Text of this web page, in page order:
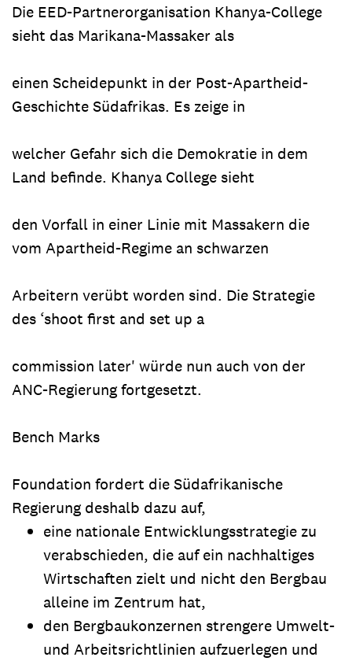
Die EED-Partnerorganisation Khanya-College
sieht das Marikana-Massaker als
einen Scheidepunkt in der Post-Apartheid-
Geschichte Südafrikas. Es zeige in
welcher Gefahr sich die Demokratie in dem
Land befinde. Khanya College sieht
den Vorfall in einer Linie mit Massakern die
vom Apartheid-Regime an schwarzen
Arbeitern verübt worden sind. Die Strategie
des ‘shoot first and set up a
commission later' würde nun auch von der
ANC-Regierung fortgesetzt.
Bench Marks
Foundation fordert die Südafrikanische
Regierung deshalb dazu auf,
eine nationale Entwicklungsstrategie zu
verabschieden, die auf ein nachhaltiges
Wirtschaften zielt und nicht den Bergbau
alleine im Zentrum hat,
den Bergbaukonzernen strengere Umwelt-
und Arbeitsrichtlinien aufzuerlegen und